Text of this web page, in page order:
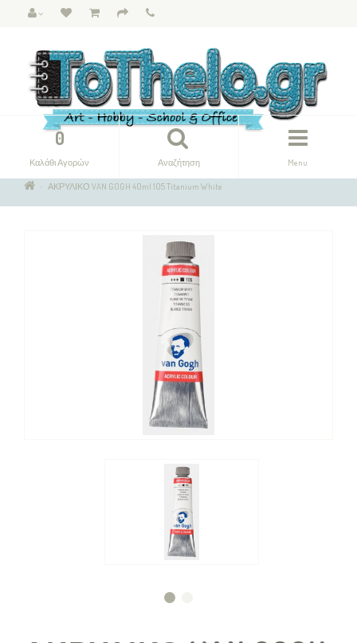
Menu
Αναζήτηση
0
Καλάθι Αγορών
ΑΚΡΥΛΙΚΟ VAN GOGH 40ml 105 Titanium White